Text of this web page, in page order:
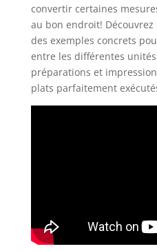
convertir certaines
au bon endroit!
des exemples concrets
entre les différentes
préparations et
plats parfaitement